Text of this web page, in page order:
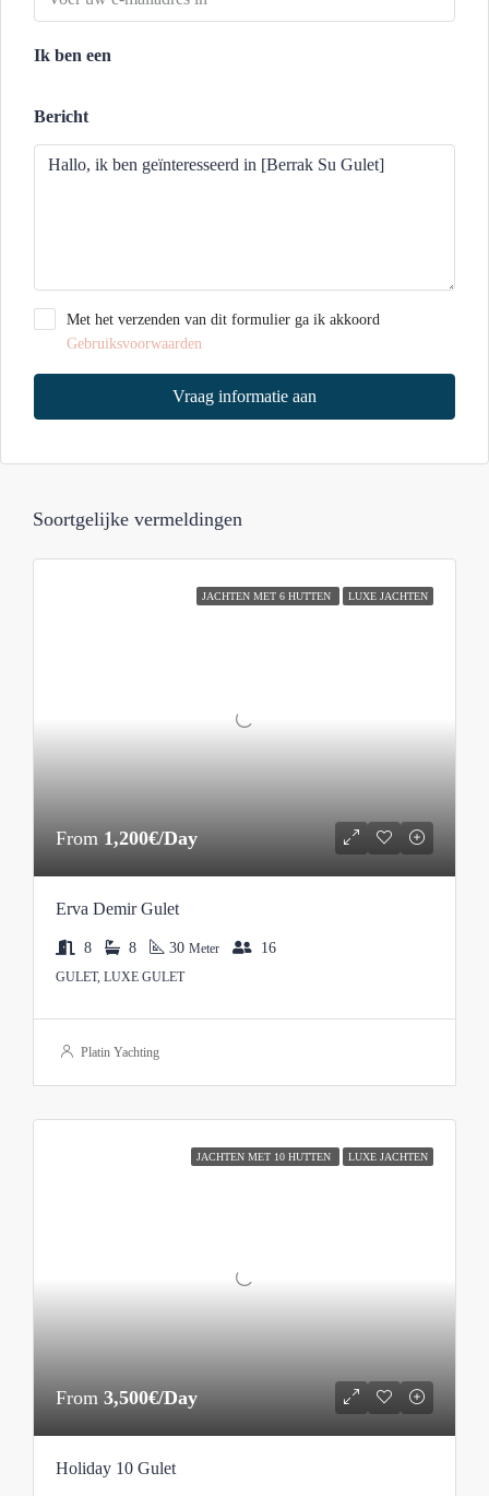
Ik ben een
Bericht
Met het verzenden van dit formulier ga ik akkoord
Gebruiksvoorwaarden
Vraag informatie aan
Soortgelijke vermeldingen
JACHTEN MET 6 HUTTEN LUXE JACHTEN
From 1,200€/Day
Erva Demir Gulet
8 8 30 Meter 16
GULET, LUXE GULET
Platin Yachting
JACHTEN MET 10 HUTTEN LUXE JACHTEN
From 3,500€/Day
Holiday 10 Gulet